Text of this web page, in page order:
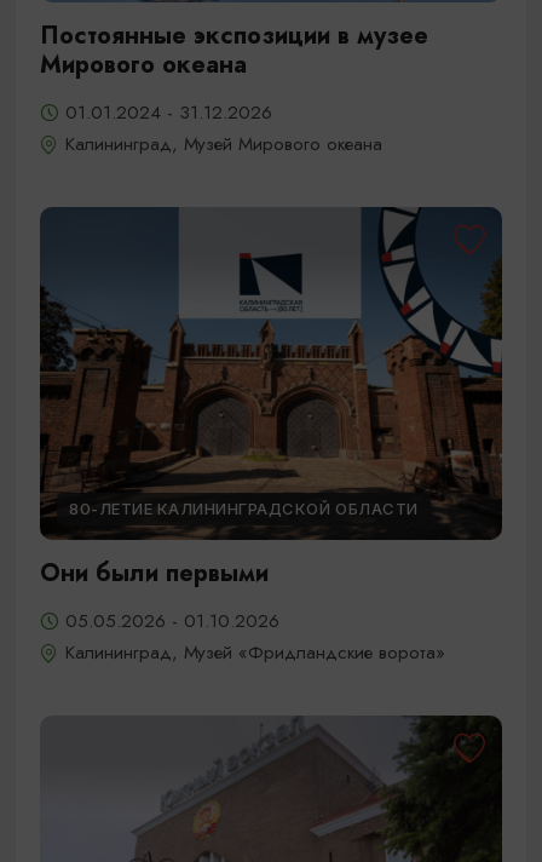
Постоянные экспозиции в музее
Мирового океана
01.01.2024 - 31.12.2026
Калининград, Музей Мирового океана
80-ЛЕТИЕ КАЛИНИНГРАДСКОЙ ОБЛАСТИ
Они были первыми
05.05.2026 - 01.10.2026
Калининград, Музей «Фридландские ворота»